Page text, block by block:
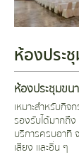
ห้องประ
ห้องประชุมขน
เหมาะสำหรับกิจ
รองรับได้มากถึ
บริการครบอาทิ
เสียง และอื่น ๆ